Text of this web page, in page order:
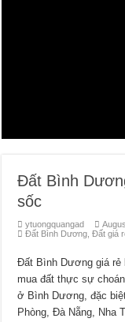
Đất Bình
sốc
ytuongquangad
Đất Bình Dương ,Đất giá
Đất Bình Dương giá rẻ
mua đất thực sự
ở Bình Dương, đặc
Phòng, Đà Nẵng,